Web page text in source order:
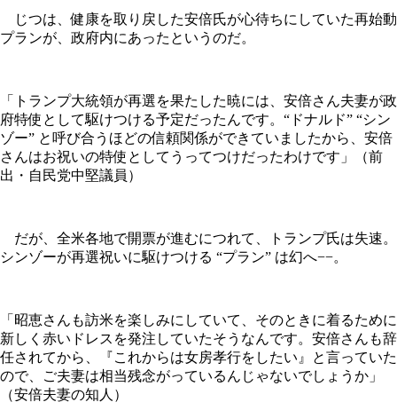
じつは、健康を取り戻した安倍氏が心待ちにしていた再始動
プランが、政府内にあったというのだ。
「トランプ大統領が再選を果たした暁には、安倍さん夫妻が政
府特使として駆けつける予定だったんです。“ドナルド” “シン
ゾー” と呼び合うほどの信頼関係ができていましたから、安倍
さんはお祝いの特使としてうってつけだったわけです」（前
出・自民党中堅議員）
だが、全米各地で開票が進むにつれて、トランプ氏は失速。
シンゾーが再選祝いに駆けつける “プラン” は幻へ−−。
「昭恵さんも訪米を楽しみにしていて、そのときに着るために
新しく赤いドレスを発注していたそうなんです。安倍さんも辞
任されてから、『これからは女房孝行をしたい』と言っていた
ので、ご夫妻は相当残念がっているんじゃないでしょうか」
（安倍夫妻の知人）